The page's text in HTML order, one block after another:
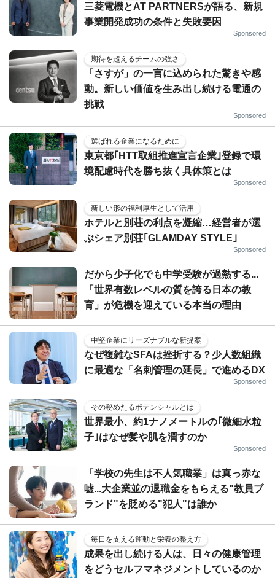
三菱電機とAT PARTNERSが語る、新規
事業開発成功の条件と失敗要因
Sponsored
期待を超えるチームの強さ
「さすが」の一言に込められた驚きや感
動。新しい価値を生み出し続ける電通の
挑戦
Sponsored
選ばれる企業になるために
東京都｢HTT取組推進宣言企業｣登録で環
境配慮時代を勝ち抜く具体策とは
Sponsored
新しい形の福利厚生として活用
ホテルと別荘の利点を凝縮…経営者が選
ぶシェア別荘｢GLAMDAY STYLE｣
Sponsored
だから少子化でも中学受験が過熱する...
「世界有数レベルの質を誇る日本の教
育」が危機を迎えている本当の理由
中堅企業にリーズナブルな新提案
なぜ複雑なSFAは挫折する？少人数組織
に最適な「名刺管理の延長」で進めるDX
Sponsored
その秘めたるポテンシャルとは
世界最小、約1ナノメートルの｢微細水粒
子｣はなぜ髪や肌を潤すのか
Sponsored
「学校の先生は不人気職業」は真っ赤な
嘘...大企業並の退職金をもらえる"教員ブ
ランド"を貶める"犯人"は誰か
毎日を支える運動と栄養の整え方
成果を出し続ける人は、日々の健康管理
をどうセルフマネジメントしているのか